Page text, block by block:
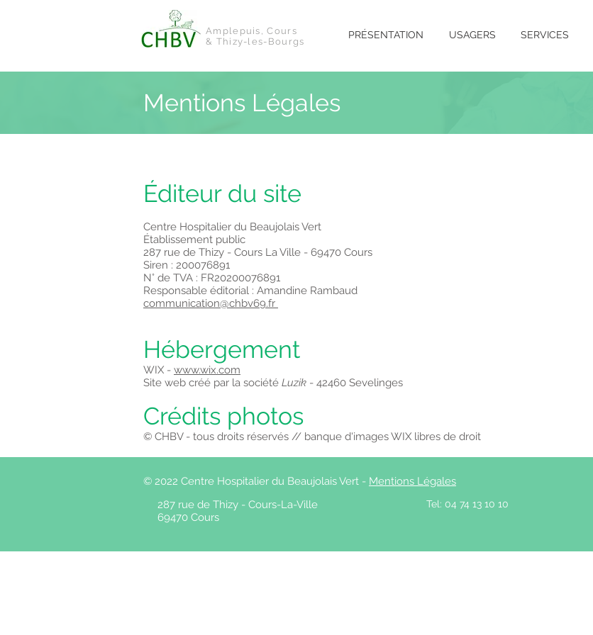
PRÉSENTATION USAGERS SERVICES
Amplepuis, Cours
& Thizy-les-Bourgs
Mentions Légales
Éditeur du site
Centre Hospitalier du Beaujolais Vert
Établissement public
287 rue de Thizy - Cours La Ville - 69470 Cours
Siren : 200076891
N° de TVA : FR20200076891
Responsable éditorial : Amandine Rambaud
communication@chbv69.fr
Hébergement
WIX - www.wix.com
Site web créé par la société Luzik - 42460 Sevelinges
Crédits photos
© CHBV - tous droits réservés // banque d'images WIX libres de droit
© 2022 Centre Hospitalier du Beaujolais Vert - Mentions Légales
287 rue de Thizy - Cours-La-Ville
69470 Cours
Tel: 04 74 13 10 10